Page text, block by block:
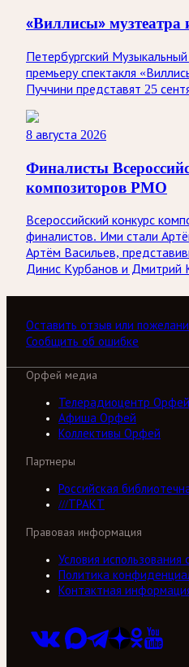
«Виллисы»
Петербургский
премьеру спектакля
Пуччини представят 25
8 августа 2026
Финалисты
композиторов РМО
Всероссийский конкурс
финалистов. Ими стали
Артём Васильев,
Динис Курбанов и Дмитрий
Оставить отзыв или
Сообщить об ошибке
Орфей медиа
Телерадиоцентр Орфей
Афиша Орфей
Коллективы Орфей
Партнеры
Российская
///ТРАКТ
Правовая информация
Условия использования
Политика
Контактная